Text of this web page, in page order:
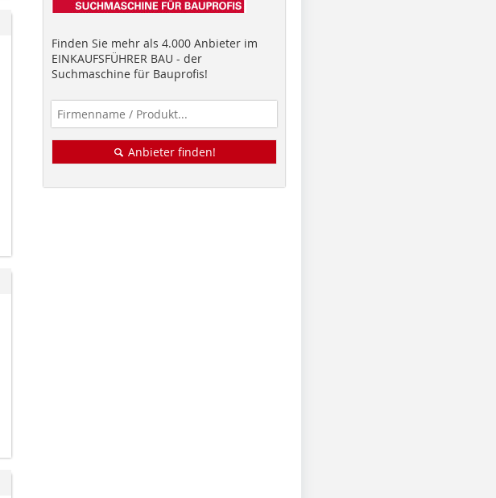
Finden Sie mehr als 4.000 Anbieter im
EINKAUFSFÜHRER BAU - der
Suchmaschine für Bauprofis!
Anbieter finden!